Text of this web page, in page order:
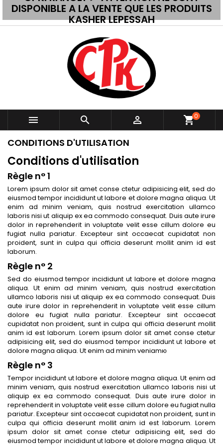
DISPONIBLE A LA VENTE QUE LES PRODUITS
KASHER LEPESSAH
   shopping_cart0
CONDITIONS D'UTILISATION
Conditions d'utilisation
Règle n° 1
Lorem ipsum dolor sit amet conse ctetur adipisicing elit, sed do
eiusmod tempor incididunt ut labore et dolore magna aliqua. Ut
enim ad minim veniam, quis nostrud exercitation ullamco
laboris nisi ut aliquip ex ea commodo consequat. Duis aute irure
dolor in reprehenderit in voluptate velit esse cillum dolore eu
fugiat nulla pariatur. Excepteur sint occaecat cupidatat non
proident, sunt in culpa qui officia deserunt mollit anim id est
laborum.
Règle n° 2
Sed do eiusmod tempor incididunt ut labore et dolore magna
aliqua. Ut enim ad minim veniam, quis nostrud exercitation
ullamco laboris nisi ut aliquip ex ea commodo consequat. Duis
aute irure dolor in reprehenderit in voluptate velit esse cillum
dolore eu fugiat nulla pariatur. Excepteur sint occaecat
cupidatat non proident, sunt in culpa qui officia deserunt mollit
anim id est laborum. Lorem ipsum dolor sit amet conse ctetur
adipisicing elit, sed do eiusmod tempor incididunt ut labore et
dolore magna aliqua. Ut enim ad minim veniamю
Règle n° 3
Tempor incididunt ut labore et dolore magna aliqua. Ut enim ad
minim veniam, quis nostrud exercitation ullamco laboris nisi ut
aliquip ex ea commodo consequat. Duis aute irure dolor in
reprehenderit in voluptate velit esse cillum dolore eu fugiat nulla
pariatur. Excepteur sint occaecat cupidatat non proident, sunt in
culpa qui officia deserunt mollit anim id est laborum. Lorem
ipsum dolor sit amet conse ctetur adipisicing elit, sed do
eiusmod tempor incididunt ut labore et dolore magna aliqua. Ut